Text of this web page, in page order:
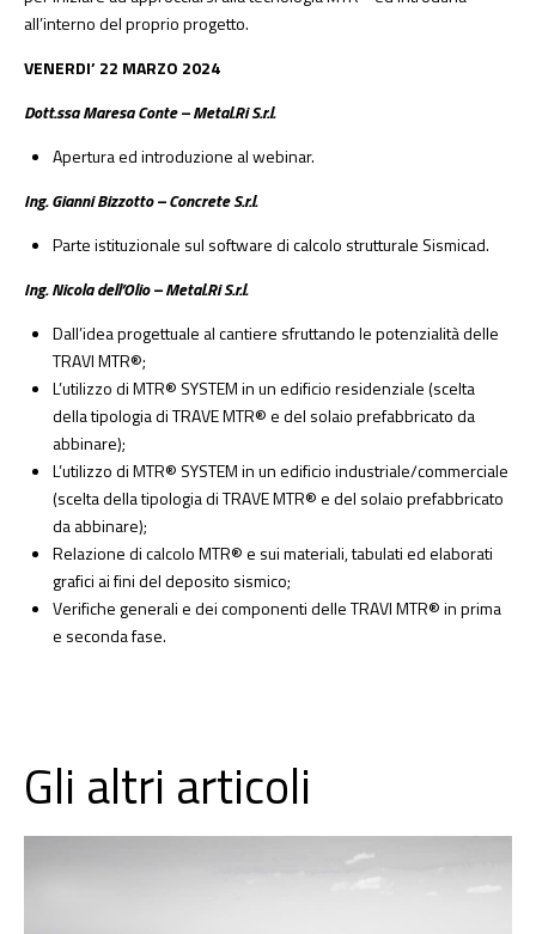
all’interno del proprio progetto.
VENERDI’ 22 MARZO 2024
Dott.ssa Maresa Conte – Metal.Ri S.r.l.
Apertura ed introduzione al webinar.
Ing. Gianni Bizzotto – Concrete S.r.l.
Parte istituzionale sul software di calcolo strutturale Sismicad.
Ing. Nicola dell’Olio – Metal.Ri S.r.l.
Dall’idea progettuale al cantiere sfruttando le potenzialità delle
TRAVI MTR®;
L’utilizzo di MTR® SYSTEM in un edificio residenziale (scelta
della tipologia di TRAVE MTR® e del solaio prefabbricato da
abbinare);
L’utilizzo di MTR® SYSTEM in un edificio industriale/commerciale
(scelta della tipologia di TRAVE MTR® e del solaio prefabbricato
da abbinare);
Relazione di calcolo MTR® e sui materiali, tabulati ed elaborati
grafici ai fini del deposito sismico;
Verifiche generali e dei componenti delle TRAVI MTR® in prima
e seconda fase.
Gli altri articoli